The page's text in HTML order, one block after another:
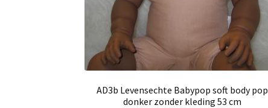
AD3b Levensechte Babypop soft body pop
donker zonder kleding 53 cm